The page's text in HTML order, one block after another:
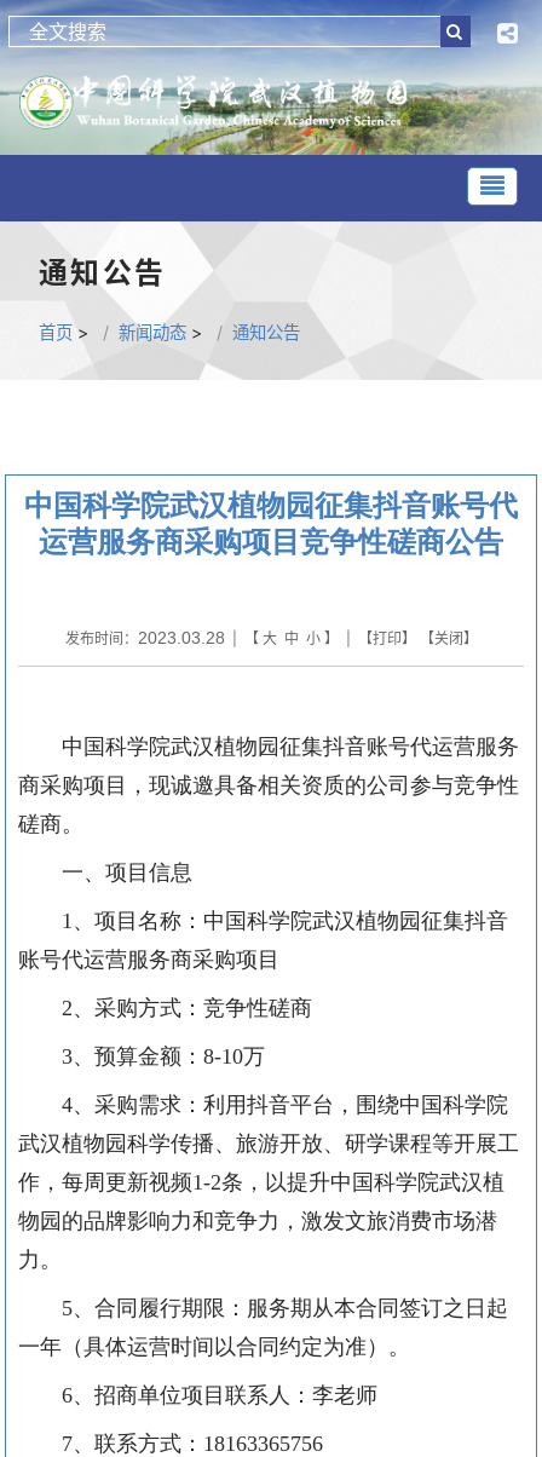
通知公告
首页 > 新闻动态 > 通知公告
中国科学院武汉植物园征集抖音账号代
运营服务商采购项目竞争性磋商公告
发布时间： 2023.03.28 | 【 大 中 小】 | 【打印】 【关闭】
中国科学院武汉植物园征集抖音账号代运营服务
商采购项目， 现诚邀具备相关资质的公司参与竞争性
磋商。
一、项目信息
1、项目名称：中国科学院武汉植物园征集抖音
账号代运营服务商采购项目
2、采购方式：竞争性磋商
3、预算金额：8-10万
4、采购需求： 利用抖音平台，围绕中国科学院
武汉植物园科学传播、旅游开放、研学课程等开展工
作，每周更新视频1-2条，以提升中国科学院武汉植
物园的品牌影响力和竞争力，激发文旅消费市场潜
力。
5、合同履行期限： 服务期从本合同签订之日 起
一年 （具体运营时间以合同约定为准）。
6、招商单位项目联系人：李老师
7、联系方式： 18163365756